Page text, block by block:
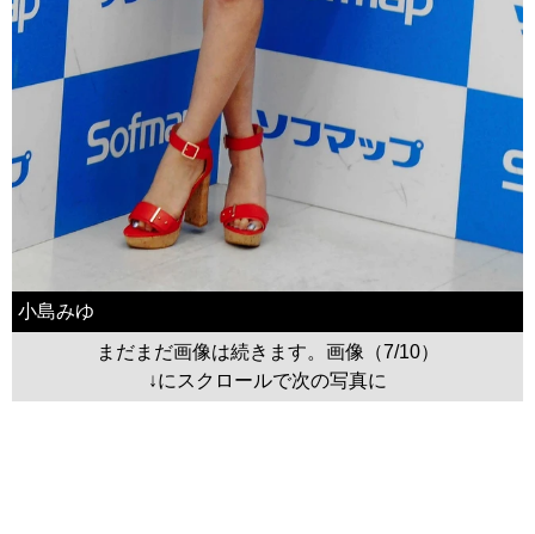
小島みゆ
まだまだ画像は続きます。画像（7/10）
↓にスクロールで次の写真に